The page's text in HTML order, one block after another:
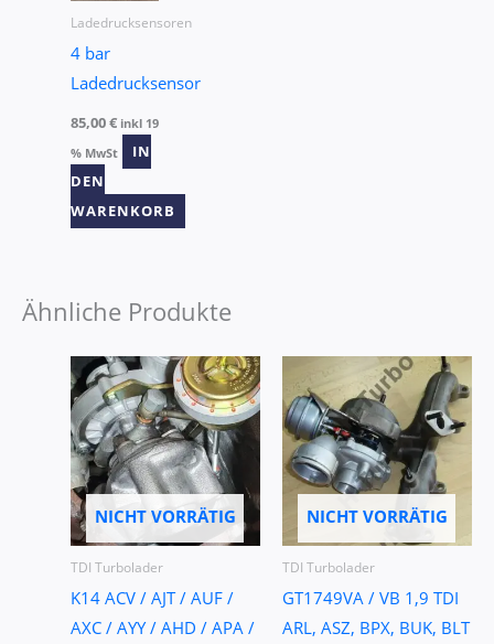
Ladedrucksensoren
4 bar
Ladedrucksensor
85,00€ inkl 19
% MwSt
IN
DEN
WARENKORB
Ähnliche Produkte
NICHT VORRÄTIG
TDI Turbolader
K14 ACV / AJT / AUF /
AXC / AYY / AHD / APA /
NICHT VORRÄTIG
TDI Turbolader
GT1749VA / VB 1,9 TDI
ARL, ASZ, BPX, BUK, BLT